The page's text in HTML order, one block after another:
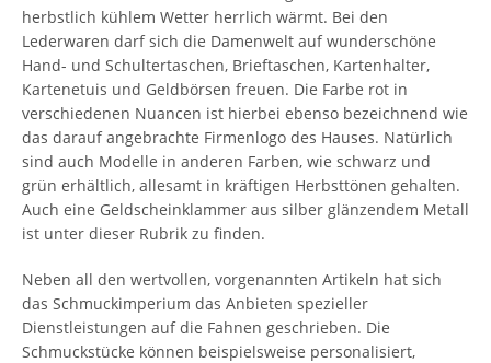
herbstlich kühlem Wetter herrlich wärmt. Bei den
Lederwaren darf sich die Damenwelt auf wunderschöne
Hand- und Schultertaschen, Brieftaschen, Kartenhalter,
Kartenetuis und Geldbörsen freuen. Die Farbe rot in
verschiedenen Nuancen ist hierbei ebenso bezeichnend wie
das darauf angebrachte Firmenlogo des Hauses. Natürlich
sind auch Modelle in anderen Farben, wie schwarz und
grün erhältlich, allesamt in kräftigen Herbsttönen gehalten.
Auch eine Geldscheinklammer aus silber glänzendem Metall
ist unter dieser Rubrik zu finden.
Neben all den wertvollen, vorgenannten Artikeln hat sich
das Schmuckimperium das Anbieten spezieller
Dienstleistungen auf die Fahnen geschrieben. Die
Schmuckstücke können beispielsweise personalisiert,